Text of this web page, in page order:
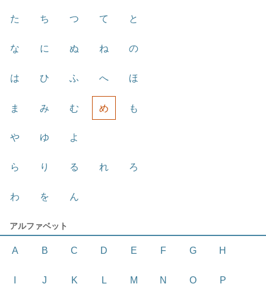
た ち つ て と
な に ぬ ね の
は ひ ふ へ ほ
ま み む め も
や ゆ よ
ら り る れ ろ
わ を ん
アルファベット
A B C D E F G H
J K L M N O P